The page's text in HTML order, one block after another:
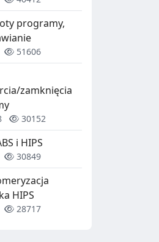
programy,
51606
zamknięcia
30152
i HIPS
30849
HIPS
28717